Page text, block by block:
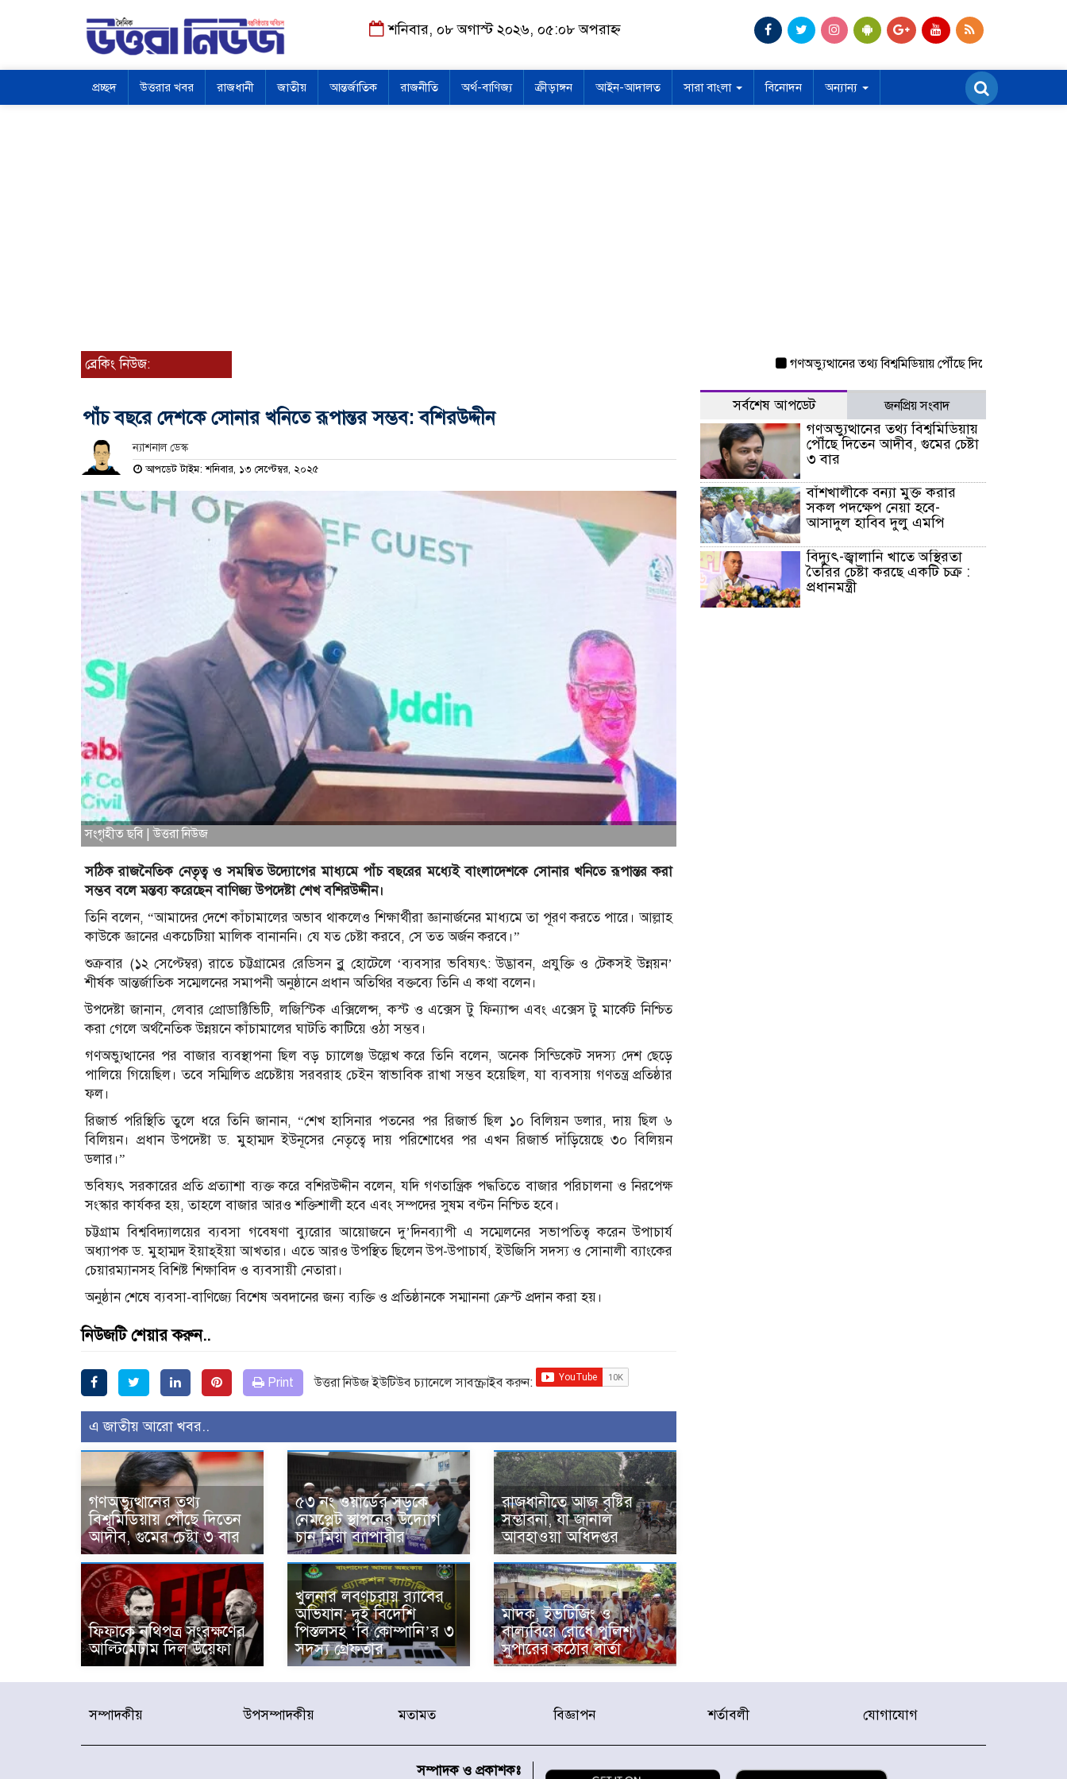
শনিবার, ০৮ অগাস্ট ২০২৬, ০৫:০৮ অপরাহ্ন
প্রচ্ছদ উত্তরার খবর রাজধানী জাতীয় আন্তর্জাতিক রাজনীতি অর্থ-বাণিজ্য ক্রীড়াঙ্গন আইন-আদালত সারা বাংলা বিনোদন অন্যান্য
ব্রেকিং নিউজ: গণঅভ্যুত্থানের তথ্য বিশ্বমিডিয়ায় পৌঁছে দিতেন আদীব, গুমের
পাঁচ বছরে দেশকে সোনার খনিতে রূপান্তর সম্ভব: বশিরউদ্দীন
ন্যাশনাল ডেস্ক
আপডেট টাইম: শনিবার, ১৩ সেপ্টেম্বর, ২০২৫
সংগৃহীত ছবি | উত্তরা নিউজ
সঠিক রাজনৈতিক নেতৃত্ব ও সমন্বিত উদ্যোগের মাধ্যমে পাঁচ বছরের মধ্যেই বাংলাদেশকে সোনার খনিতে রূপান্তর করা
সম্ভব বলে মন্তব্য করেছেন বাণিজ্য উপদেষ্টা শেখ বশিরউদ্দীন।
তিনি বলেন, “আমাদের দেশে কাঁচামালের অভাব থাকলেও শিক্ষার্থীরা জ্ঞানার্জনের মাধ্যমে তা পূরণ করতে পারে। আল্লাহ
কাউকে জ্ঞানের একচেটিয়া মালিক বানাননি। যে যত চেষ্টা করবে, সে তত অর্জন করবে।”
শুক্রবার (১২ সেপ্টেম্বর) রাতে চট্টগ্রামের রেডিসন ব্লু হোটেলে ‘ব্যবসার ভবিষ্যৎ: উদ্ভাবন, প্রযুক্তি ও টেকসই উন্নয়ন’
শীর্ষক আন্তর্জাতিক সম্মেলনের সমাপনী অনুষ্ঠানে প্রধান অতিথির বক্তব্যে তিনি এ কথা বলেন।
উপদেষ্টা জানান, লেবার প্রোডাক্টিভিটি, লজিস্টিক এক্সিলেন্স, কস্ট ও এক্সেস টু ফিন্যান্স এবং এক্সেস টু মার্কেট নিশ্চিত
করা গেলে অর্থনৈতিক উন্নয়নে কাঁচামালের ঘাটতি কাটিয়ে ওঠা সম্ভব।
গণঅভ্যুত্থানের পর বাজার ব্যবস্থাপনা ছিল বড় চ্যালেঞ্জ উল্লেখ করে তিনি বলেন, অনেক সিন্ডিকেট সদস্য দেশ ছেড়ে
পালিয়ে গিয়েছিল। তবে সম্মিলিত প্রচেষ্টায় সরবরাহ চেইন স্বাভাবিক রাখা সম্ভব হয়েছিল, যা ব্যবসায় গণতন্ত্র প্রতিষ্ঠার
ফল।
রিজার্ভ পরিস্থিতি তুলে ধরে তিনি জানান, “শেখ হাসিনার পতনের পর রিজার্ভ ছিল ১০ বিলিয়ন ডলার, দায় ছিল ৬
বিলিয়ন। প্রধান উপদেষ্টা ড. মুহাম্মদ ইউনূসের নেতৃত্বে দায় পরিশোধের পর এখন রিজার্ভ দাঁড়িয়েছে ৩০ বিলিয়ন
ডলার।”
ভবিষ্যৎ সরকারের প্রতি প্রত্যাশা ব্যক্ত করে বশিরউদ্দীন বলেন, যদি গণতান্ত্রিক পদ্ধতিতে বাজার পরিচালনা ও নিরপেক্ষ
সংস্কার কার্যকর হয়, তাহলে বাজার আরও শক্তিশালী হবে এবং সম্পদের সুষম বণ্টন নিশ্চিত হবে।
চট্টগ্রাম বিশ্ববিদ্যালয়ের ব্যবসা গবেষণা ব্যুরোর আয়োজনে দু’দিনব্যাপী এ সম্মেলনের সভাপতিত্ব করেন উপাচার্য
অধ্যাপক ড. মুহাম্মদ ইয়াহ্ইয়া আখতার। এতে আরও উপস্থিত ছিলেন উপ-উপাচার্য, ইউজিসি সদস্য ও সোনালী ব্যাংকের
চেয়ারম্যানসহ বিশিষ্ট শিক্ষাবিদ ও ব্যবসায়ী নেতারা।
অনুষ্ঠান শেষে ব্যবসা-বাণিজ্যে বিশেষ অবদানের জন্য ব্যক্তি ও প্রতিষ্ঠানকে সম্মাননা ক্রেস্ট প্রদান করা হয়।
নিউজটি শেয়ার করুন..
Print উত্তরা নিউজ ইউটিউব চ্যানেলে সাবস্ক্রাইব করুন:
এ জাতীয় আরো খবর..
গণঅভ্যুত্থানের তথ্য
বিশ্বমিডিয়ায় পৌঁছে দিতেন
আদীব, গুমের চেষ্টা ৩ বার
৫৩ নং ওয়ার্ডের সড়কে
নেমপ্লেট স্থাপনের উদ্যোগ
চান মিয়া ব্যাপারীর
রাজধানীতে আজ বৃষ্টির
সম্ভাবনা, যা জানাল
আবহাওয়া অধিদপ্তর
ফিফাকে নথিপত্র সংরক্ষণের
আল্টিমেটাম দিল উয়েফা
খুলনার লবণচরায় র‍্যাবের
অভিযান: দুই বিদেশি
পিস্তলসহ ‘বি কোম্পানি’র ৩
সদস্য গ্রেফতার
মাদক, ইভটিজিং ও
বাল্যবিয়ে রোধে পুলিশ
সুপারের কঠোর বার্তা
সর্বশেষ আপডেট জনপ্রিয় সংবাদ
গণঅভ্যুত্থানের তথ্য বিশ্বমিডিয়ায়
পৌঁছে দিতেন আদীব, গুমের চেষ্টা
৩ বার
বাঁশখালীকে বন্যা মুক্ত করার
সকল পদক্ষেপ নেয়া হবে-
আসাদুল হাবিব দুলু এমপি
বিদ্যুৎ-জ্বালানি খাতে অস্থিরতা
তৈরির চেষ্টা করছে একটি চক্র :
প্রধানমন্ত্রী
সম্পাদকীয় উপসম্পাদকীয় মতামত বিজ্ঞাপন শর্তাবলী যোগাযোগ
সম্পাদক ও প্রকাশকঃ